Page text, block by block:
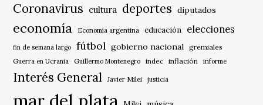
Coronavirus cultura deportes diputados
economía Economía argentina educación elecciones
fin de semana largo fútbol gobierno nacional gremiales
Guerra en Ucrania Guillermo Montenegro indec inflación informe
Interés General Javier Milei justicia
mar del plata